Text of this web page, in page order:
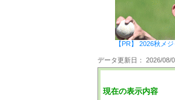
【PR】 2026秋メ
データ更新日： 2026/08/
現在の表示内容